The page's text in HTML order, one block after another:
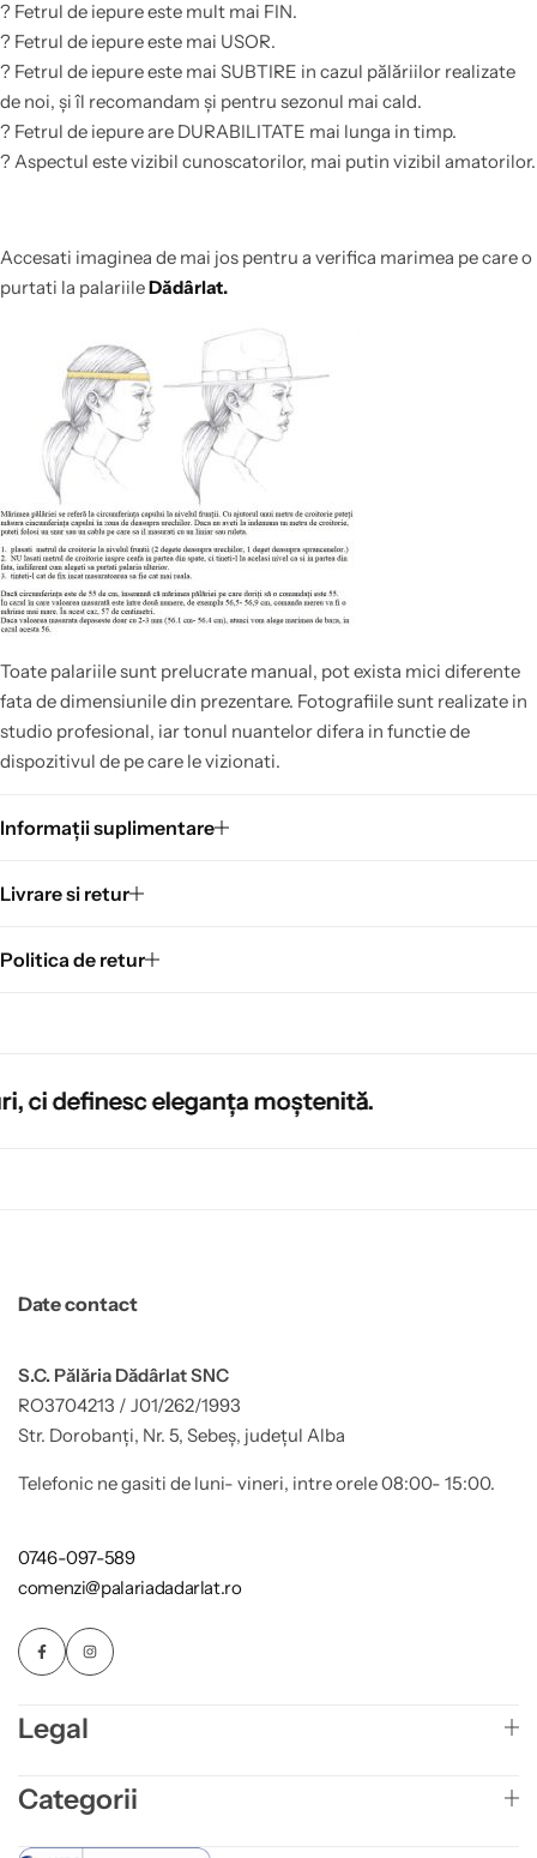
? Fetrul de iepure este mult mai FIN.
? Fetrul de iepure este mai USOR.
? Fetrul de iepure este mai SUBTIRE in cazul pălăriilor realizate
de noi, și îl recomandam și pentru sezonul mai cald.
? Fetrul de iepure are DURABILITATE mai lunga in timp.
? Aspectul este vizibil cunoscatorilor, mai putin vizibil amatorilor.
Accesati imaginea de mai jos pentru a verifica marimea pe care o
purtati la palariileDădârlat.
Toate palariile sunt prelucrate manual, pot exista mici diferente
fata de dimensiunile din prezentare. Fotografiile sunt realizate in
studio profesional, iar tonul nuantelor difera in functie de
dispozitivul de pe care le vizionati.
Informații suplimentare
Livrare si retur
Politica de retur
moștenită.
moștenită.
moștenită.
Date contact
S.C. Pălăria Dădârlat SNC
RO3704213 / J01/262/1993
Str. Dorobanți, Nr. 5, Sebeș, județul Alba
Telefonic ne gasiti de luni- vineri, intre orele 08:00- 15:00.
0746-097-589
comenzi@palariadadarlat.ro
Legal
Categorii